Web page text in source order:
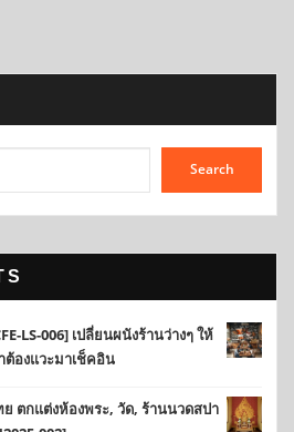
Search
LS-006] เปลี่ยนผนังร้านว่างๆ ให้
องแวะมาเช็คอิน
ย ตกแต่งห้องพระ, วัด, ร้านนวดสปา